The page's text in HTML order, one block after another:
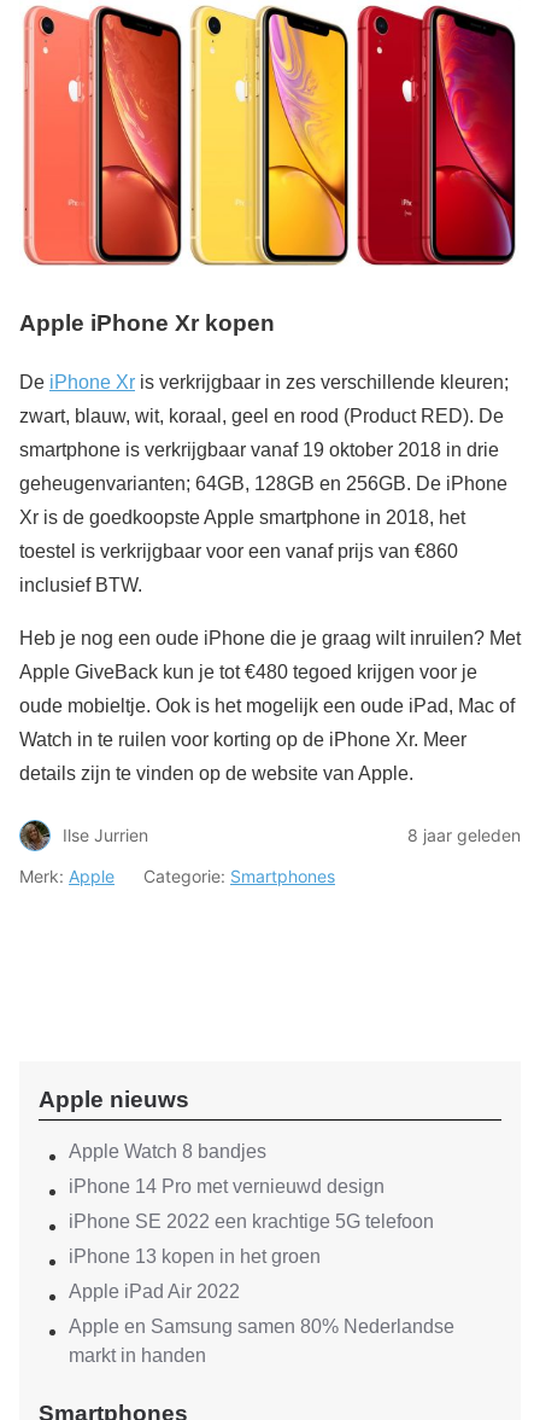
Apple iPhone Xr kopen
De iPhone Xr is verkrijgbaar in zes verschillende kleuren;
zwart, blauw, wit, koraal, geel en rood (Product RED). De
smartphone is verkrijgbaar vanaf 19 oktober 2018 in drie
geheugenvarianten; 64GB, 128GB en 256GB. De iPhone
Xr is de goedkoopste Apple smartphone in 2018, het
toestel is verkrijgbaar voor een vanaf prijs van €860
inclusief BTW.
Heb je nog een oude iPhone die je graag wilt inruilen? Met
Apple GiveBack kun je tot €480 tegoed krijgen voor je
oude mobieltje. Ook is het mogelijk een oude iPad, Mac of
Watch in te ruilen voor korting op de iPhone Xr. Meer
details zijn te vinden op de website van Apple.
Ilse Jurrien
8 jaar geleden
Merk: Apple Categorie: Smartphones
Apple nieuws
Apple Watch 8 bandjes
iPhone 14 Pro met vernieuwd design
iPhone SE 2022 een krachtige 5G telefoon
iPhone 13 kopen in het groen
Apple iPad Air 2022
Apple en Samsung samen 80% Nederlandse
markt in handen
Smartphones